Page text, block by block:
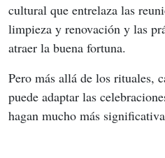
cultural que entrelaza las
limpieza y renovación y las
atraer la buena fortuna.
Pero más allá de los rituales,
puede adaptar las
hagan mucho más